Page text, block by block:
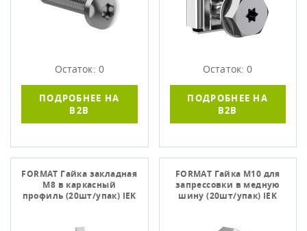
Остаток: 0
ПОДРОБНЕЕ НА
B2B
Остаток: 0
ПОДРОБНЕЕ НА
B2B
FORMAT Гайка закладная
М8 в каркасный
профиль (20шт/упак) IEK
FORMAT Гайка М10 для
запрессовки в медную
шину (20шт/упак) IEK